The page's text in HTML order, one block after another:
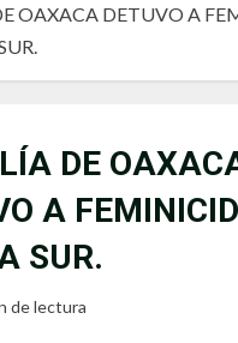
OAXACA DETUVO A
DE
A
SUR.
de lectura